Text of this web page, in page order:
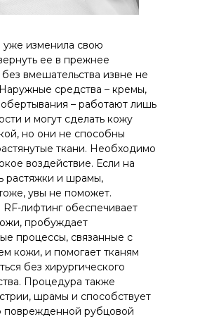
уже изменила свою
ее в прежнее
вмешательства извне не
средства – кремы,
– работают лишь
и могут сделать кожу
но они не способны
ткани. Необходимо
воздействие. Если на
растяжки и шрамы,
увы не поможет.
RF-лифтинг обеспечивает
пробуждает
процессы, связанные с
кожи, и помогает тканям
без хирургического
Процедура также
шрамы и способствует
рубцовой